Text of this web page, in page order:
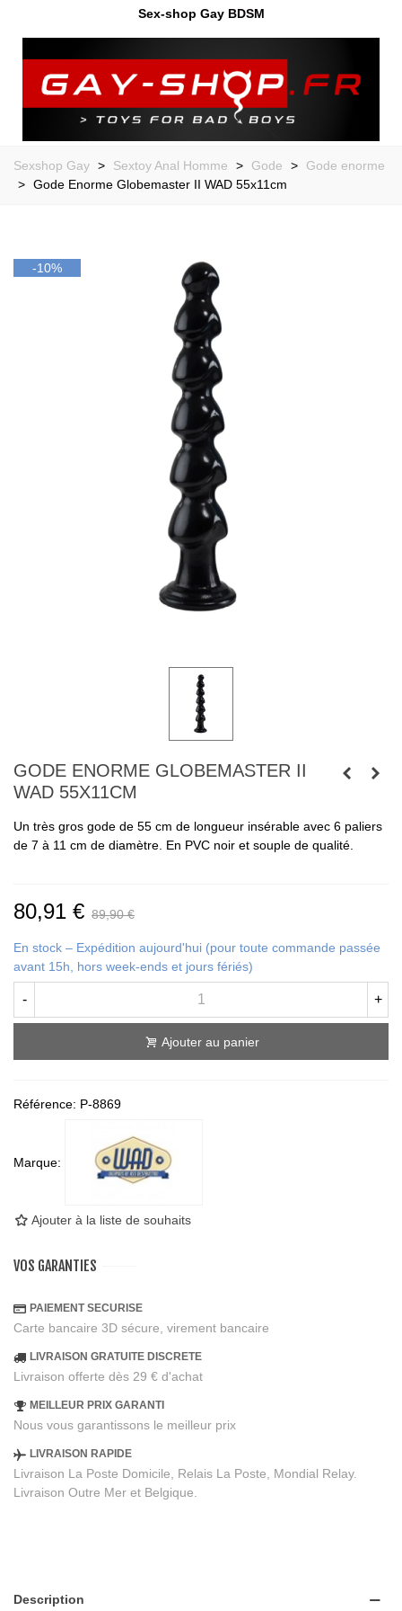
Sex-shop Gay BDSM
Sexshop Gay > Sextoy Anal Homme > Gode >
Gode enorme
> Gode Enorme Globemaster II WAD 55x11cm
-10%
GODE ENORME GLOBEMASTER II
WAD 55X11CM
Un très gros gode de 55 cm de longueur insérable avec 6 paliers
de 7 à 11 cm de diamètre. En PVC noir et souple de qualité.
80,91 € 89,90 €
En stock – Expédition aujourd'hui (pour toute commande passée
avant 15h, hors week-ends et jours fériés)
- +
Ajouter au panier
Référence: P-8869
Marque:
Ajouter à la liste de souhaits
VOS GARANTIES
PAIEMENT SECURISE
Carte bancaire 3D sécure, virement bancaire
LIVRAISON GRATUITE DISCRETE
Livraison offerte dès 29 € d'achat
MEILLEUR PRIX GARANTI
Nous vous garantissons le meilleur prix
LIVRAISON RAPIDE
Livraison La Poste Domicile, Relais La Poste, Mondial Relay.
Livraison Outre Mer et Belgique.
Description